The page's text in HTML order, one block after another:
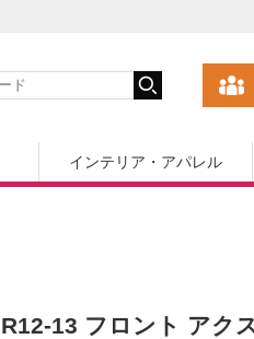
インテリア・アパレル
R12-13 フロント アク